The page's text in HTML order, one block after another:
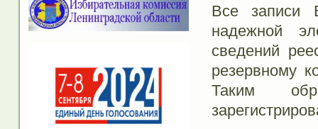
Все записи
надежной
сведений
резервному
Таким